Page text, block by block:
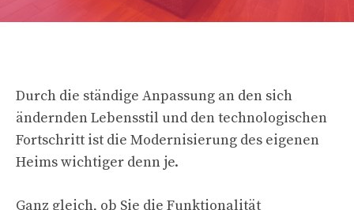
Durch die ständige Anpassung an den sich
ändernden Lebensstil und den technologischen
Fortschritt ist die Modernisierung des eigenen
Heims wichtiger denn je.
Ganz gleich, ob Sie die Funktionalität